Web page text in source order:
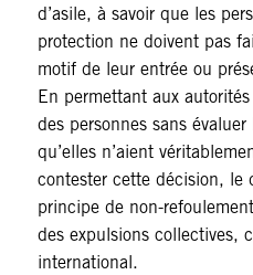
d’asile, à savoir que les
protection ne doivent pas
motif de leur entrée ou
En permettant aux
des personnes sans
qu’elles n’aient
contester cette décision, le
principe de non-
des expulsions collectives,
international.